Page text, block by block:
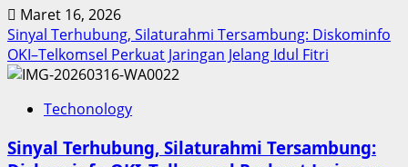
Penghargaan
Nasional
Maret 16, 2026
Sinyal Terhubung, Silaturahmi Tersambung: Diskominfo
OKI–Telkomsel Perkuat Jaringan Jelang Idul Fitri
Techonology
Sinyal Terhubung, Silaturahmi Tersambung: